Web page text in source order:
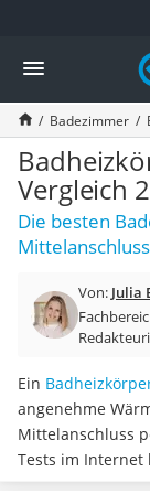
Die beliebtesten
Wohnen
Matratzen-Topper
Matratzen
Tageslichtlampe
Badlüfter
Ergonomischer
Bürohocker
Ozongeneratoren
Akku-Tischlampe
Klappmatratze
Duschkopf mit
Aktenvernichter
Bettgitter
Spannbettlaken
Badezimmer
Vergleich
Die besten
Von: Julia
Ein
angenehme
Mittelanschluss
Tests im Internet
nurden Raum